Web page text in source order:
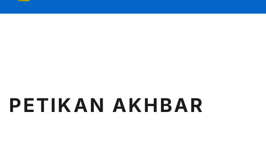
PETIKAN AKHBAR